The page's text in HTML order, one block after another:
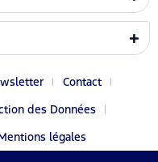
Contact
des Données
légales